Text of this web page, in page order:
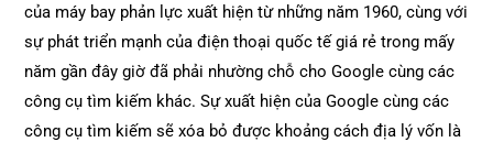
của máy bay phản lực xuất hiện từ những năm 1960, cùng với
sự phát triển mạnh của điện thoại quốc tế giá rẻ trong mấy
năm gần đây giờ đã phải nhường chỗ cho Google cùng các
công cụ tìm kiếm khác. Sự xuất hiện của Google cùng các
công cụ tìm kiếm sẽ xóa bỏ được khoảng cách địa lý vốn là